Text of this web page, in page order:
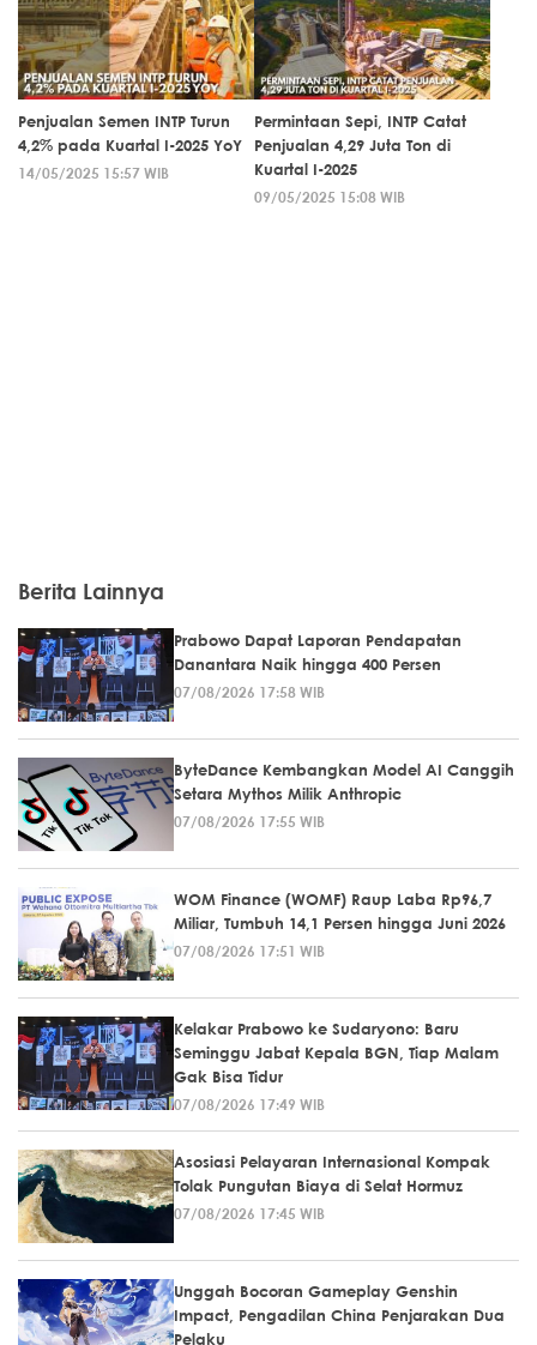
Penjualan Semen INTP Turun
4,2% pada Kuartal I-2025 YoY
14/05/2025 15:57 WIB
Permintaan Sepi, INTP Catat
Penjualan 4,29 Juta Ton di
Kuartal I-2025
09/05/2025 15:08 WIB
Berita Lainnya
Prabowo Dapat Laporan Pendapatan
Danantara Naik hingga 400 Persen
07/08/2026 17:58 WIB
ByteDance Kembangkan Model AI Canggih
Setara Mythos Milik Anthropic
07/08/2026 17:55 WIB
WOM Finance (WOMF) Raup Laba Rp96,7
Miliar, Tumbuh 14,1 Persen hingga Juni 2026
07/08/2026 17:51 WIB
Kelakar Prabowo ke Sudaryono: Baru
Seminggu Jabat Kepala BGN, Tiap Malam
Gak Bisa Tidur
07/08/2026 17:49 WIB
Asosiasi Pelayaran Internasional Kompak
Tolak Pungutan Biaya di Selat Hormuz
07/08/2026 17:45 WIB
Unggah Bocoran Gameplay Genshin
Impact, Pengadilan China Penjarakan Dua
Pelaku